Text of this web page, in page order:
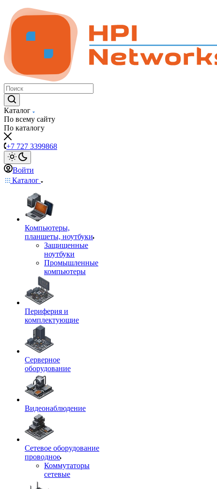
Каталог
По всему сайту
По каталогу
+7 727 3399868
Войти
Каталог
Компьютеры,
планшеты, ноутбуки
Защищенные
ноутбуки
Промышленные
компьютеры
Периферия и
комплектующие
Серверное
оборудование
Видеонаблюдение
Сетевое оборудование
проводное
Коммутаторы
сетевые